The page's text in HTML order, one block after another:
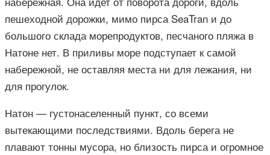
пешеходной дорожки, мимо пирса SeaTran и до
большого склада морепродуктов, песчаного пляжа в
Натоне нет. В приливы море подступает к самой
набережной, не оставляя места ни для лежания, ни
для прогулок.
Натон — густонаселенный пункт, со всеми
вытекающими последствиями. Вдоль берега не
плавают тонны мусора, но близость пирса и огромное